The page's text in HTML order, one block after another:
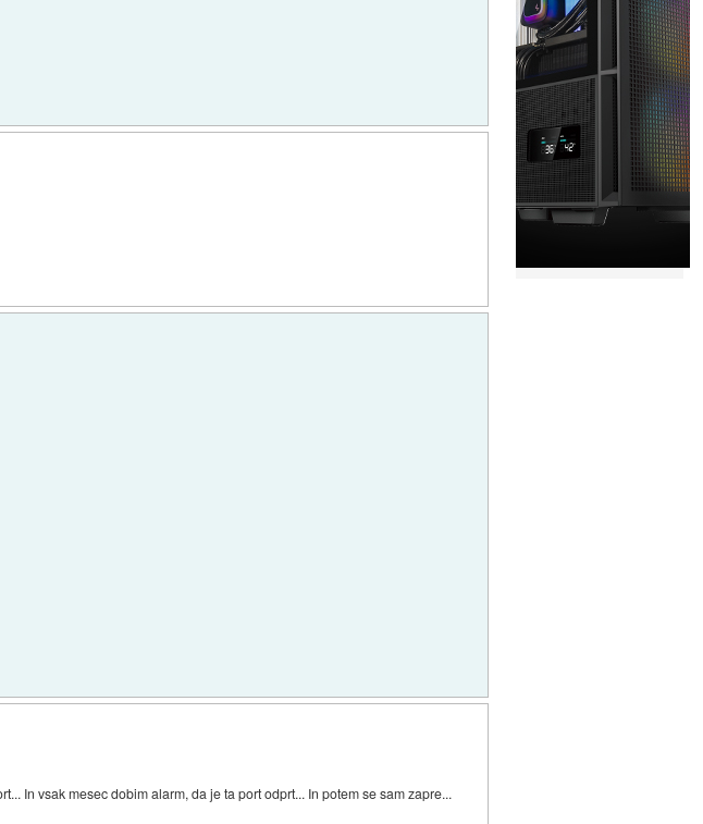
In vsak mesec dobim alarm, da je ta port odprt... In potem se sam zapre...